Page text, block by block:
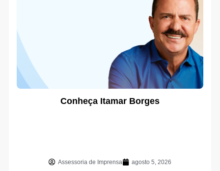
Conheça Itamar Borges
Assessoria de Imprensa agosto 5, 2026